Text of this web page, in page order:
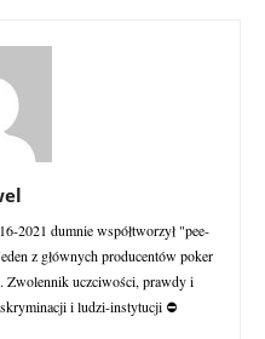
2021 dumnie współtworzył "pee-
z głównych producentów poker
Zwolennik uczciwości, prawdy i
i ludzi-instytucji ⛔